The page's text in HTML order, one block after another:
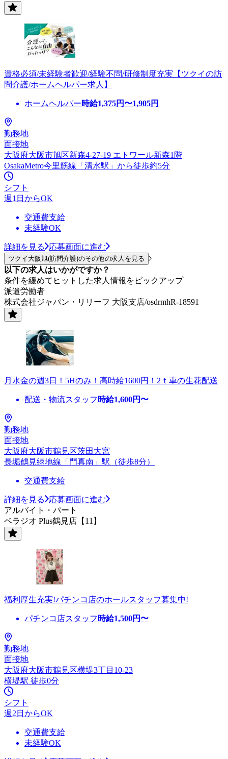
資格必須/未経験者歓迎/経験不問/研修制度充実【ツクイの訪
問介護/ホームヘルパー求人】
ホームヘルパー時給1,375円〜1,905円
勤務地
面接地
大阪府大阪市旭区新森4-27-19 エトワール新森1階
OsakaMetro今里筋線「清水駅」から徒歩約5分
シフト
週1日からOK
交通費支給
未経験OK
詳細を見る 応募画面に進む
ツクイ大阪旭(訪問介護)のその他の求人を見る
以下の求人はいかがですか？
条件を緩めてヒットした求人情報をピックアップ
派遣労働者
株式会社ジャパン・リリーフ 大阪支店/osdrmhR-18591
月水金の週3日！5Hのみ！高時給1600円！2ｔ車の生花配送
配送・物流スタッフ 時給1,600円〜
勤務地
面接地
大阪府大阪市鶴見区茨田大宮
長堀鶴見緑地線「門真南」駅（徒歩8分）
交通費支給
詳細を見る
応募画面に進む
アルバイト・パート
ベラジオ Plus鶴見店【11】
福利厚生充実!パチンコ店のホールスタッフ募集中!
パチンコ店スタッフ 時給1,500円〜
勤務地
面接地
大阪府大阪市鶴見区横堤3丁目10-23
横堤駅 徒歩0分
シフト
週2日からOK
交通費支給
未経験OK